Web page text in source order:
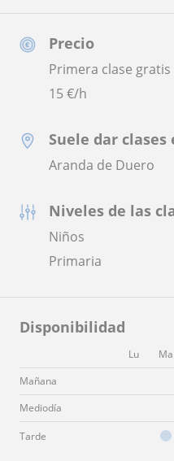
Precio
Primera clase gratis
15€/h
Suele dar clases
Aranda de Duero
Niveles de las
Niños
Primaria
Disponibilidad
Lu Ma
Mañana
Mediodía
Tarde